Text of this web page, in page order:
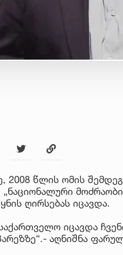
2008 წლის ომის
ღირსებას იცავდა.
იცავდა
აღნიშნა